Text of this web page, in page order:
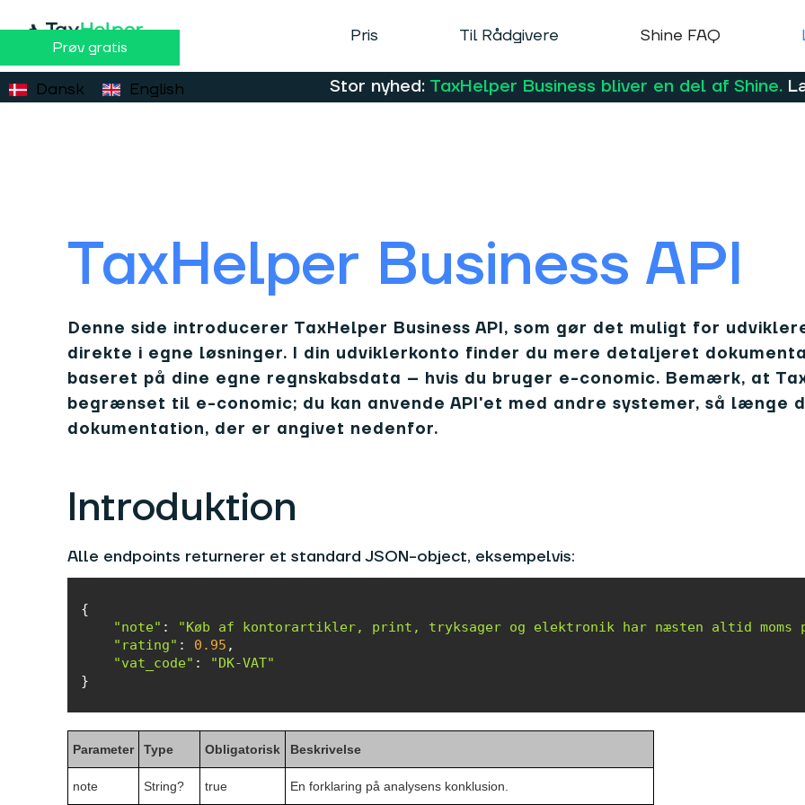
Prøv gratis
Pris Til Rådgivere Shine FAQ
Dansk English Stor nyhed: TaxHelper Business bliver en del af Shine.
TaxHelper Business API
Denne side introducerer TaxHelper Business API, som gør det muligt for
direkte i egne løsninger. I din udviklerkonto finder du mere detaljeret
baseret på dine egne regnskabsdata – hvis du bruger e-conomic. Bemærk, at
begrænset til e-conomic; du kan anvende API'et med andre systemer, så længe
dokumentation, der er angivet nedenfor.
Introduktion
Alle endpoints returnerer et standard JSON-object, eksempelvis:
"note" : "Køb af kontorartikler, print, tryksager og elektronik har næsten altid moms
"rating" : 0.95
"vat_code" :
"DK-VAT"
}
Parameter Type Obligatorisk Beskrivelse
note String? true En forklaring på analysens konklusion.